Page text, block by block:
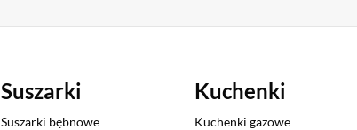
Suszarki
Suszarki bębnowe
Kuchenki
Kuchenki gazowe